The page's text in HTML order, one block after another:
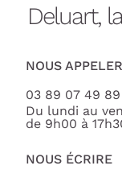
Deluart,
NOUS APPELER
03 89 07 49 89
Du lundi au
de 9h00 à
NOUS ÉCRIRE